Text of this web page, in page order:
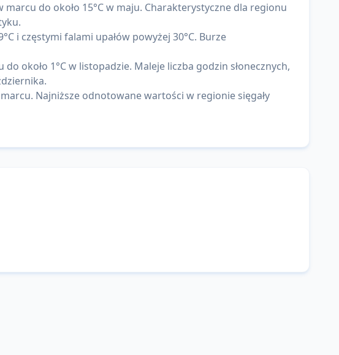
do około 15°C w maju. Charakterystyczne dla regionu
i częstymi falami upałów powyżej 30°C. Burze
około 1°C w listopadzie. Maleje liczba godzin słonecznych,
Najniższe odnotowane wartości w regionie sięgały